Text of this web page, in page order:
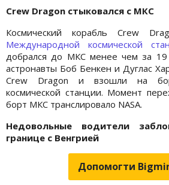
Crew Dragon стыковался с МКС
Космический корабль Crew
Международной космической
добрался до МКС менее чем за 19
астронавты Боб Бенкен и Дуглас
Crew Dragon и взошли на
космической станции. Момент
борт МКС транслировало NASA.
Недовольные водители
границе с Венгрией
Допомогти